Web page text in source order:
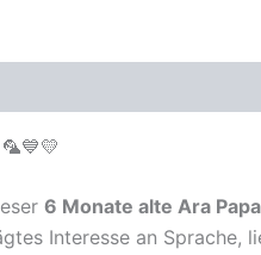
6 Monate alte Ara
Interesse an